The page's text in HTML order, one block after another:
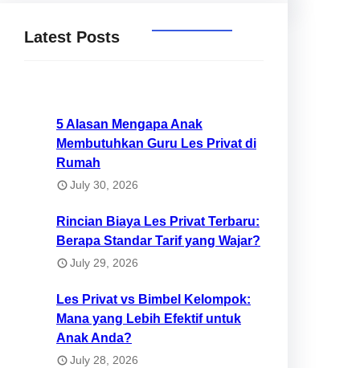
Latest Posts
5 Alasan Mengapa Anak
Membutuhkan Guru Les Privat di
Rumah
July 30, 2026
Rincian Biaya Les Privat Terbaru:
Berapa Standar Tarif yang Wajar?
July 29, 2026
Les Privat vs Bimbel Kelompok:
Mana yang Lebih Efektif untuk
Anak Anda?
July 28, 2026